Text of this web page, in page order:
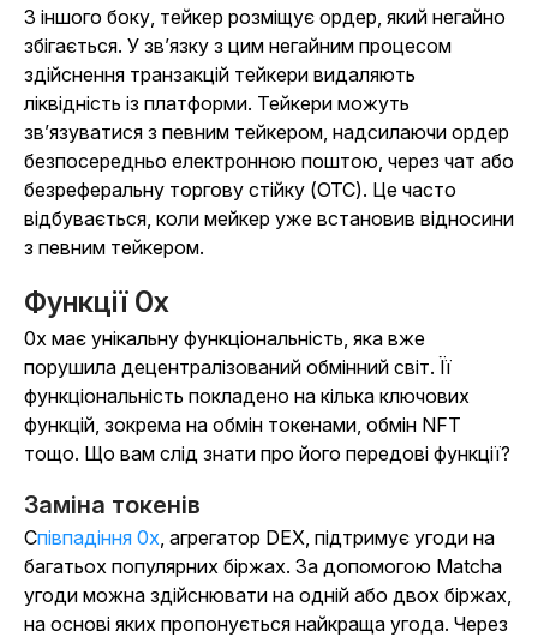
З іншого боку, тейкер розміщує ордер, який негайно
збігається. У зв’язку з цим негайним процесом
здійснення транзакцій тейкери видаляють
ліквідність із платформи. Тейкери можуть
зв’язуватися з певним тейкером, надсилаючи ордер
безпосередньо електронною поштою, через чат або
безреферальну торгову стійку (OTC). Це часто
відбувається, коли мейкер уже встановив відносини
з певним тейкером.
Функції 0x
0x має унікальну функціональність, яка вже
порушила децентралізований обмінний світ. Її
функціональність покладено на кілька ключових
функцій, зокрема на обмін токенами, обмін NFT
тощо. Що вам слід знати про його передові функції?
Заміна токенів
Співпадіння 0x, агрегатор DEX, підтримує угоди на
багатьох популярних біржах. За допомогою Matcha
угоди можна здійснювати на одній або двох біржах,
на основі яких пропонується найкраща угода. Через